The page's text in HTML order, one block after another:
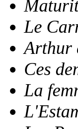
Le
Arthur
Ces
La